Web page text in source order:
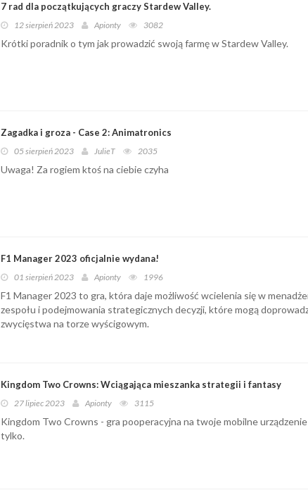
7 rad dla początkujących graczy Stardew Valley.
12 sierpień 2023 Apionty 3082
Krótki poradnik o tym jak prowadzić swoją farmę w Stardew Valley.
Zagadka i groza - Case 2: Animatronics
05 sierpień 2023 JulieT 2035
Uwaga! Za rogiem ktoś na ciebie czyha
F1 Manager 2023 oficjalnie wydana!
01 sierpień 2023 Apionty 1996
F1 Manager 2023 to gra, która daje możliwość wcielenia się w
zespołu i podejmowania strategicznych decyzji, które mogą
zwycięstwa na torze wyścigowym.
Kingdom Two Crowns: Wciągająca mieszanka strategii i fantasy
27 lipiec 2023 Apionty 3115
Kingdom Two Crowns - gra pooperacyjna na twoje mobilne
tylko.